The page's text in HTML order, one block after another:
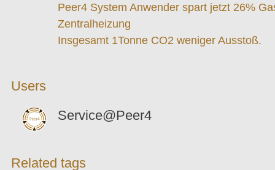
Peer4 System Anwender spart jetzt 26%
Zentralheizung
Insgesamt 1Tonne CO2 weniger Ausstoß.
Users
Service@Peer4
Related tags